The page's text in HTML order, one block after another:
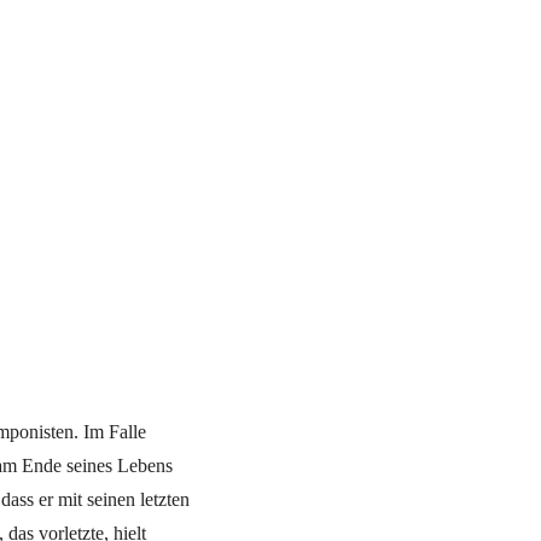
Im Falle
Ende seines Lebens
er mit seinen letzten
das vorletzte, hielt